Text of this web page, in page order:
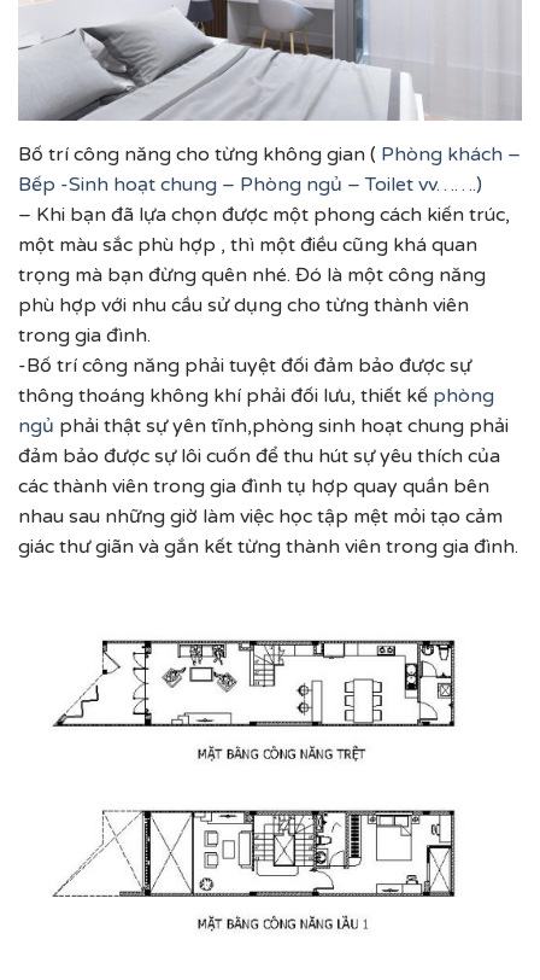
Bố trí công năng cho từng không gian ( Phòng khách –
Bếp -Sinh hoạt chung – Phòng ngủ – Toilet vv…….)
– Khi bạn đã lựa chọn được một phong cách kiến trúc,
một màu sắc phù hợp , thì một điều cũng khá quan
trọng mà bạn đừng quên nhé. Đó là một công năng
phù hợp với nhu cầu sử dụng cho từng thành viên
trong gia đình.
-Bố trí công năng phải tuyệt đối đảm bảo được sự
thông thoáng không khí phải đối lưu, thiết kế phòng
ngủ phải thật sự yên tĩnh,phòng sinh hoạt chung phải
đảm bảo được sự lôi cuốn để thu hút sự yêu thích của
các thành viên trong gia đình tụ hợp quay quần bên
nhau sau những giờ làm việc học tập mệt mỏi tạo cảm
giác thư giãn và gắn kết từng thành viên trong gia đình.